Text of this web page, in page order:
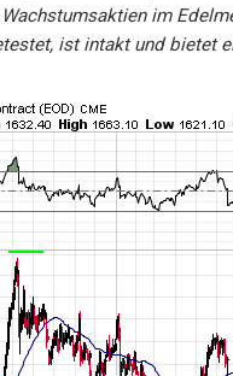
im
ist intakt und bietet